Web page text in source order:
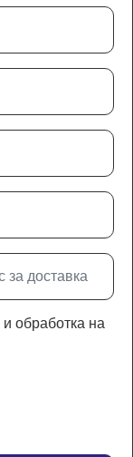
и обработка на